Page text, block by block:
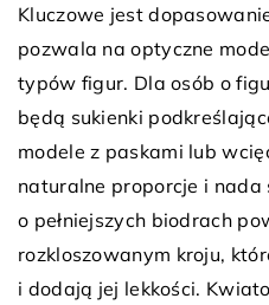
Kluczowe jest
pozwala na optyczne
typów figur. Dla osób o
będą sukienki
modele z paskami lub
naturalne proporcje i
o pełniejszych biodrach
rozkloszowanym kroju,
i dodają jej lekkości.